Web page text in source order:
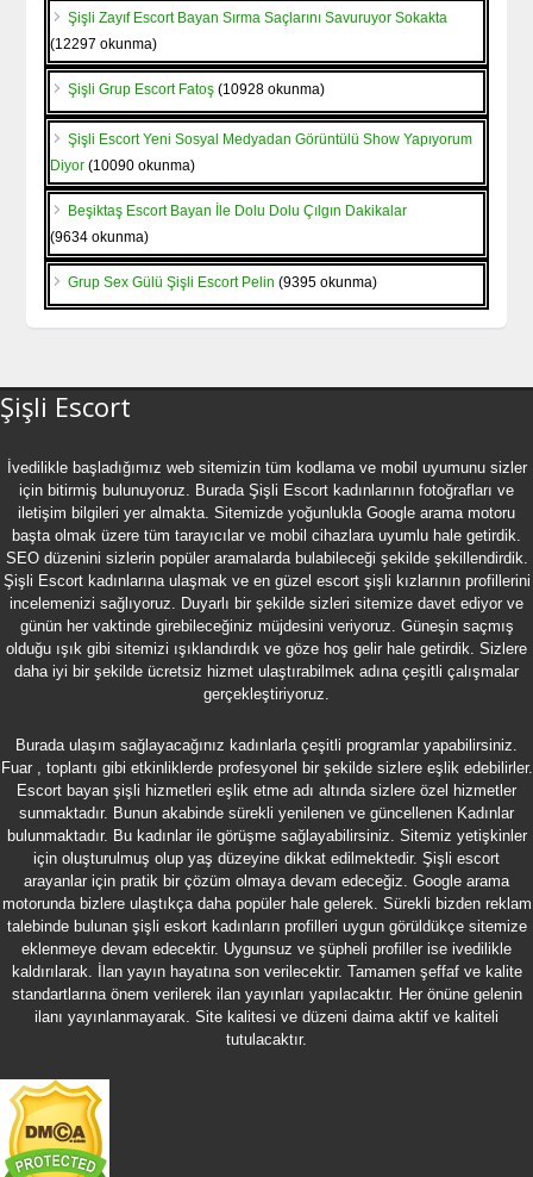
Şişli Zayıf Escort Bayan Sırma Saçlarını Savuruyor Sokakta
(12297 okunma)
Şişli Grup Escort Fatoş (10928 okunma)
Şişli Escort Yeni Sosyal Medyadan Görüntülü Show Yapıyorum
Diyor (10090 okunma)
Beşiktaş Escort Bayan İle Dolu Dolu Çılgın Dakikalar
(9634 okunma)
Grup Sex Gülü Şişli Escort Pelin (9395 okunma)
Şişli Escort
İvedilikle başladığımız web sitemizin tüm kodlama ve mobil uyumunu sizler
için bitirmiş bulunuyoruz. Burada Şişli Escort kadınlarının fotoğrafları ve
iletişim bilgileri yer almakta. Sitemizde yoğunlukla Google arama motoru
başta olmak üzere tüm tarayıcılar ve mobil cihazlara uyumlu hale getirdik.
SEO düzenini sizlerin popüler aramalarda bulabileceği şekilde şekillendirdik.
Şişli Escort kadınlarına ulaşmak ve en güzel escort şişli kızlarının profillerini
incelemenizi sağlıyoruz. Duyarlı bir şekilde sizleri sitemize davet ediyor ve
günün her vaktinde girebileceğiniz müjdesini veriyoruz. Güneşin saçmış
olduğu ışık gibi sitemizi ışıklandırdık ve göze hoş gelir hale getirdik. Sizlere
daha iyi bir şekilde ücretsiz hizmet ulaştırabilmek adına çeşitli çalışmalar
gerçekleştiriyoruz.
Burada ulaşım sağlayacağınız kadınlarla çeşitli programlar yapabilirsiniz.
Fuar , toplantı gibi etkinliklerde profesyonel bir şekilde sizlere eşlik edebilirler.
Escort bayan şişli hizmetleri eşlik etme adı altında sizlere özel hizmetler
sunmaktadır. Bunun akabinde sürekli yenilenen ve güncellenen Kadınlar
bulunmaktadır. Bu kadınlar ile görüşme sağlayabilirsiniz. Sitemiz yetişkinler
için oluşturulmuş olup yaş düzeyine dikkat edilmektedir. Şişli escort
arayanlar için pratik bir çözüm olmaya devam edeceğiz. Google arama
motorunda bizlere ulaştıkça daha popüler hale gelerek. Sürekli bizden reklam
talebinde bulunan şişli eskort kadınların profilleri uygun görüldükçe sitemize
eklenmeye devam edecektir. Uygunsuz ve şüpheli profiller ise ivedilikle
kaldırılarak. İlan yayın hayatına son verilecektir. Tamamen şeffaf ve kalite
standartlarına önem verilerek ilan yayınları yapılacaktır. Her önüne gelenin
ilanı yayınlanmayarak. Site kalitesi ve düzeni daima aktif ve kaliteli
tutulacaktır.